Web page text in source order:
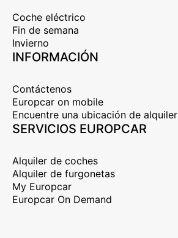
Coche eléctrico
Fin de semana
Invierno
INFORMACIÓN
Contáctenos
Europcar on mobile
Encuentre una ubicación de alquiler
SERVICIOS EUROPCAR
Alquiler de coches
Alquiler de furgonetas
My Europcar
Europcar On Demand